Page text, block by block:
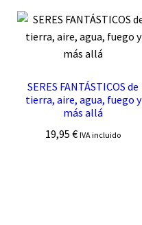
SERES FANTÁSTICOS de
tierra, aire, agua, fuego y
más allá
19,95€ IVA incluido